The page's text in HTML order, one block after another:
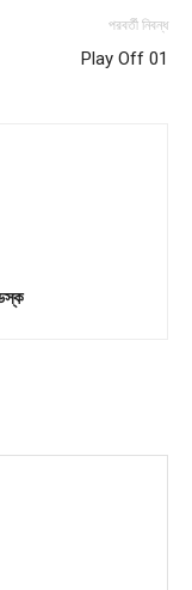
পরবর্তী নিবন্ধ
Play Off 01